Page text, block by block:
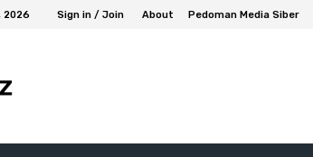
2026 Sign in / Join About Pedoman Media Siber